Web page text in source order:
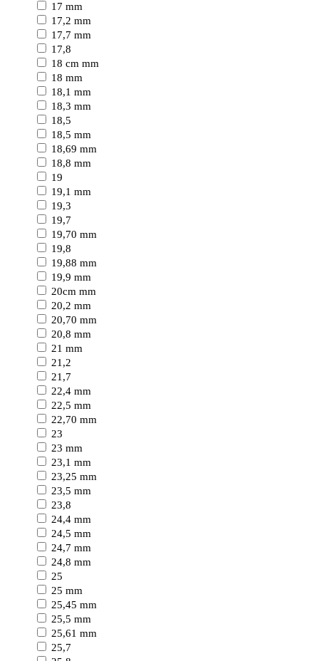
17 mm
17,2 mm
17,7 mm
17,8
18 cm mm
18 mm
18,1 mm
18,3 mm
18,5
18,5 mm
18,69 mm
18,8 mm
19
19,1 mm
19,3
19,7
19,70 mm
19,8
19,88 mm
19,9 mm
20cm mm
20,2 mm
20,70 mm
20,8 mm
21 mm
21,2
21,7
22,4 mm
22,5 mm
22,70 mm
23
23 mm
23,1 mm
23,25 mm
23,5 mm
23,8
24,4 mm
24,5 mm
24,7 mm
24,8 mm
25
25 mm
25,45 mm
25,5 mm
25,61 mm
25,7